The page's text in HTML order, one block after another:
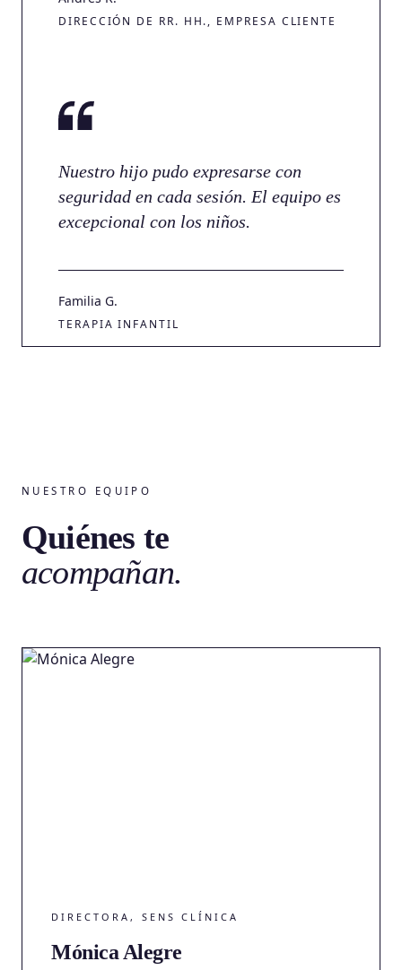
DIRECCIÓN DE RR. HH., EMPRESA CLIENTE
Nuestro hijo pudo expresarse con
seguridad en cada sesión. El equipo es
excepcional con los niños.
Familia G.
TERAPIA INFANTIL
NUESTRO EQUIPO
Quiénes te
acompañan.
DIRECTORA, SENS CLÍNICA
Mónica Alegre